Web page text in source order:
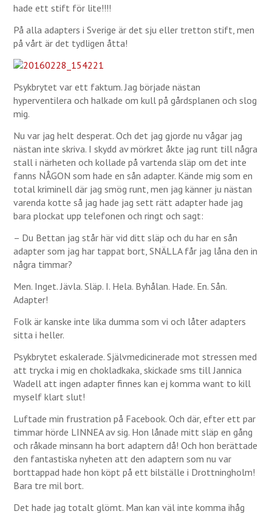
hade ett stift för lite!!!!
På alla adapters i Sverige är det sju eller tretton stift, men
på vårt är det tydligen åtta!
Psykbrytet var ett faktum. Jag började nästan
hyperventilera och halkade om kull på gårdsplanen och slog
mig.
Nu var jag helt desperat. Och det jag gjorde nu vågar jag
nästan inte skriva. I skydd av mörkret åkte jag runt till några
stall i närheten och kollade på vartenda släp om det inte
fanns NÅGON som hade en sån adapter. Kände mig som en
total kriminell där jag smög runt, men jag känner ju nästan
varenda kotte så jag hade jag sett rätt adapter hade jag
bara plockat upp telefonen och ringt och sagt:
– Du Bettan jag står här vid ditt släp och du har en sån
adapter som jag har tappat bort, SNÄLLA får jag låna den in
några timmar?
Men. Inget. Jävla. Släp. I. Hela. Byhålan. Hade. En. Sån.
Adapter!
Folk är kanske inte lika dumma som vi och låter adapters
sitta i heller.
Psykbrytet eskalerade. Självmedicinerade mot stressen med
att trycka i mig en chokladkaka, skickade sms till Jannica
Wadell att ingen adapter finnes kan ej komma want to kill
myself klart slut!
Luftade min frustration på Facebook. Och där, efter ett par
timmar hörde LINNEA av sig. Hon lånade mitt släp en gång
och råkade minsann ha bort adaptern då! Och hon berättade
den fantastiska nyheten att den adaptern som nu var
borttappad hade hon köpt på ett bilställe i Drottningholm!
Bara tre mil bort.
Det hade jag totalt glömt. Man kan väl inte komma ihåg